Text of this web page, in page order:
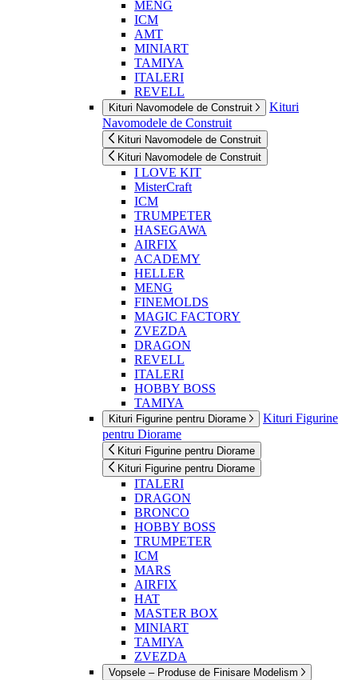
MENG
ICM
AMT
MINIART
TAMIYA
ITALERI
REVELL
Kituri Navomodele de Construit
Kituri
Navomodele de Construit
Kituri Navomodele de Construit
Kituri Navomodele de Construit
I LOVE KIT
MisterCraft
ICM
TRUMPETER
HASEGAWA
AIRFIX
ACADEMY
HELLER
MENG
FINEMOLDS
MAGIC FACTORY
ZVEZDA
DRAGON
REVELL
ITALERI
HOBBY BOSS
TAMIYA
Kituri Figurine pentru Diorame
Kituri Figurine
pentru Diorame
Kituri Figurine pentru Diorame
Kituri Figurine pentru Diorame
ITALERI
DRAGON
BRONCO
HOBBY BOSS
TRUMPETER
ICM
MARS
AIRFIX
HAT
MASTER BOX
MINIART
TAMIYA
ZVEZDA
Vopsele – Produse de Finisare Modelism